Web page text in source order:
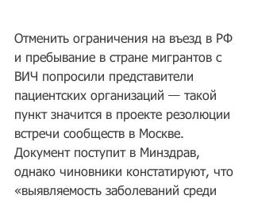
Отменить ограничения на въезд в РФ
и пребывание в стране мигрантов с
ВИЧ попросили представители
пациентских организаций — такой
пункт значится в проекте резолюции
встречи сообществ в Москве.
Документ поступит в Минздрав,
однако чиновники констатируют, что
«выявляемость заболеваний среди